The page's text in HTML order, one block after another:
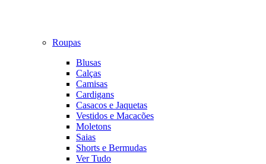
Roupas
Blusas
Calças
Camisas
Cardigans
Casacos e Jaquetas
Vestidos e Macacões
Moletons
Saias
Shorts e Bermudas
Ver Tudo